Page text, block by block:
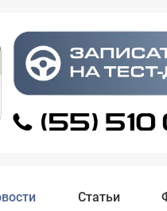
Статьи